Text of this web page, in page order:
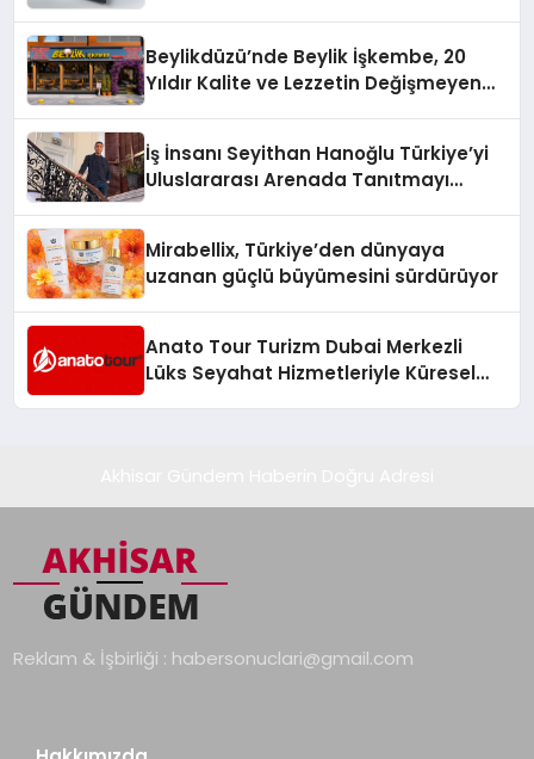
Beylikdüzü’nde Beylik İşkembe, 20
Yıldır Kalite ve Lezzetin Değişmeyen
İş İnsanı Seyithan Hanoğlu Türkiye’yi
Uluslararası Arenada Tanıtmayı
Mirabellix, Türkiye’den dünyaya
uzanan güçlü büyümesini sürdürüyor
Anato Tour Turizm Dubai Merkezli
Lüks Seyahat Hizmetleriyle Küresel
Reklam & İşbirliği : habersonuclari@gmail.com